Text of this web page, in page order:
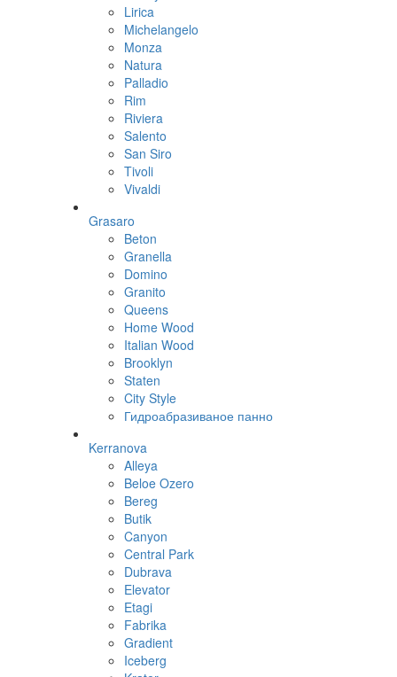
Lirica
Michelangelo
Monza
Natura
Palladio
Rim
Riviera
Salento
San Siro
Tivoli
Vivaldi
Grasaro
Beton
Granella
Domino
Granito
Queens
Home Wood
Italian Wood
Brooklyn
Staten
City Style
Гидроабразиваное панно
Kerranova
Alleya
Beloe Ozero
Bereg
Butik
Canyon
Central Park
Dubrava
Elevator
Etagi
Fabrika
Gradient
Iceberg